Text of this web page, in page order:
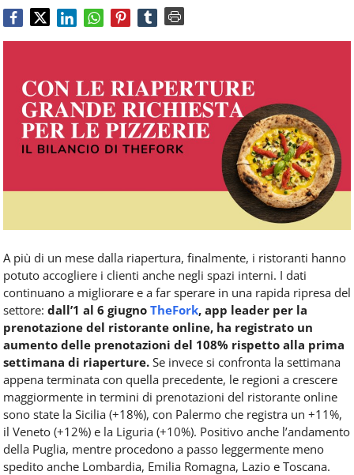
del
Food
Service
le
novità
del
comparto
Horeca.
A più di un mese dalla riapertura, finalmente, i ristoranti hanno
potuto accogliere i clienti anche negli spazi interni. I dati
continuano a migliorare e a far sperare in una rapida ripresa del
settore: dall’1 al 6 giugno TheFork, app leader per la
prenotazione del ristorante online, ha registrato un
aumento delle prenotazioni del 108% rispetto alla prima
settimana di riaperture. Se invece si confronta la settimana
appena terminata con quella precedente, le regioni a crescere
maggiormente in termini di prenotazioni del ristorante online
sono state la Sicilia (+18%), con Palermo che registra un +11%,
il Veneto (+12%) e la Liguria (+10%). Positivo anche l’andamento
della Puglia, mentre procedono a passo leggermente meno
spedito anche Lombardia, Emilia Romagna, Lazio e Toscana.